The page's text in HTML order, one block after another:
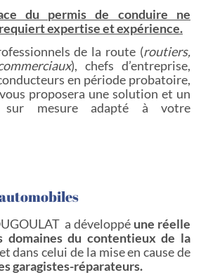
du permis de conduire ne
expertise et expérience.
de la route (routiers,
), chefs d’entreprise,
en période probatoire,
proposera une solution et un
sur mesure adapté à votre
a développé une réelle
domaines du contentieux de la
et dans celui de la mise en cause de
garagistes-réparateurs.